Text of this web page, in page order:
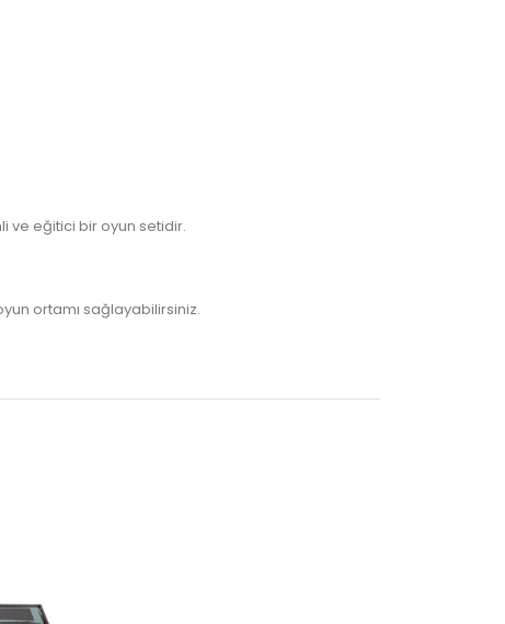
ve eğitici bir oyun setidir.
ortamı sağlayabilirsiniz.